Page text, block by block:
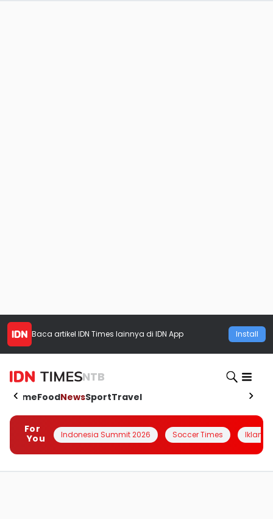
Baca artikel IDN Times lainnya di IDN App Install
NTB
HomeFoodNewsSportTravel
For
You
Indonesia Summit 2026 Soccer Times Iklanin